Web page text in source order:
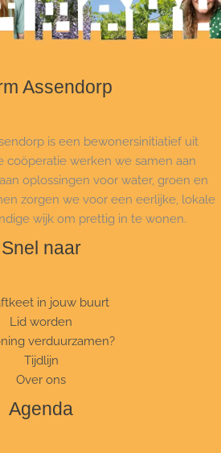
Assendorp
is een bewonersinitiatief uit
coöperatie werken we samen aan
oplossingen voor water, groen en
zorgen we voor een eerlijke, lokale
wijk om prettig in te wonen.
Snel naar
in jouw buurt
Lid worden
verduurzamen?
Tijdlijn
Over ons
Agenda